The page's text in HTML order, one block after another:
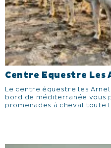
Centre Equestre Les
Le centre équestre les
bord de méditerranée vous
promenades à cheval toute